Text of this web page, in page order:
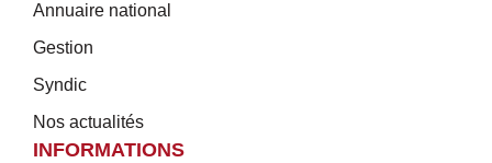
Annuaire national
Gestion
Syndic
Nos actualités
INFORMATIONS